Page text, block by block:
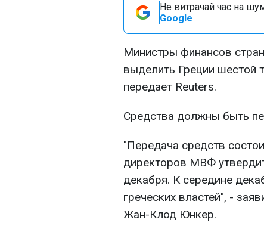
Не витрачай час на
Google
Министры финансов
выделить Греции шестой
передает Reuters.
Средства должны быть
"Передача средств
директоров МВФ
декабря. К середине
греческих властей", -
Жан-Клод Юнкер.